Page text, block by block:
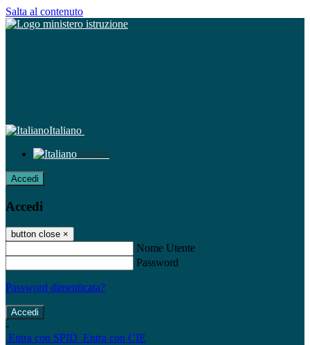
Salta al contenuto
Italiano
Italiano
Accedi
Accedi
button close ×
Nome Utente
Password
Password dimenticata?
-
Entra con SPID Entra con CIE